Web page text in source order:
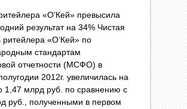
«О’Кей» превысила
результат на 34% Чистая
ритейлера «О’Кей» по
стандартам
отчетности (МСФО) в
2012г. увеличилась на
1,47 млрд руб. по сравнению с
руб., полученными в первом